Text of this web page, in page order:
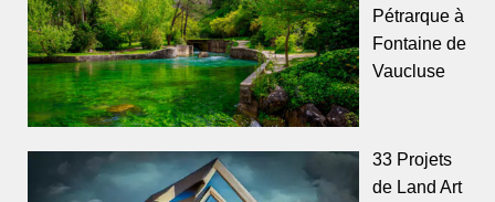
Pétrarque à
Fontaine de
Vaucluse
33 Projets
de Land Art